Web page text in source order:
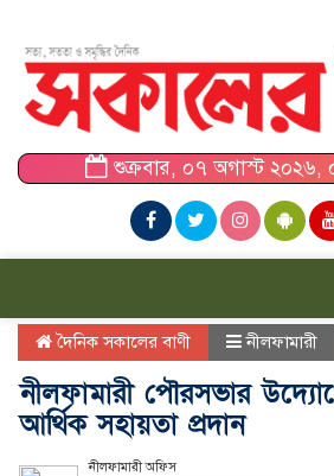
শুক্রবার, ০৭ অগাস্ট ২০২৬,
দৈনিক সকালের বাণী নীলফামারী
নীলফামারী পৌরসভার
আর্থিক সহায়তা প্রদান
নীলফামারী অফিস